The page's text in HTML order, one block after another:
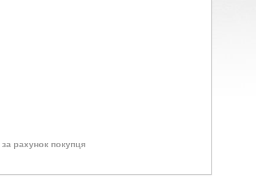
за рахунок покупця